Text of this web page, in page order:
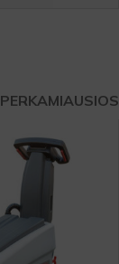
PERKAMIAUSIOS